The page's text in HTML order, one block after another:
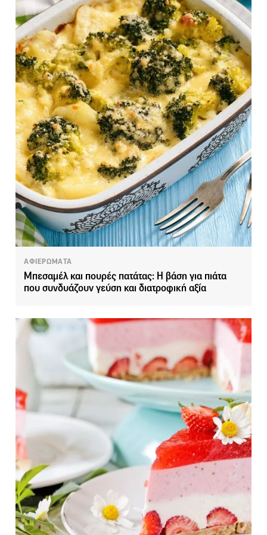
ΑΦΙΕΡΩΜΑΤΑ
Μπεσαμέλ και πουρές πατάτας: Η βάση για πιάτα
που συνδυάζουν γεύση και διατροφική αξία